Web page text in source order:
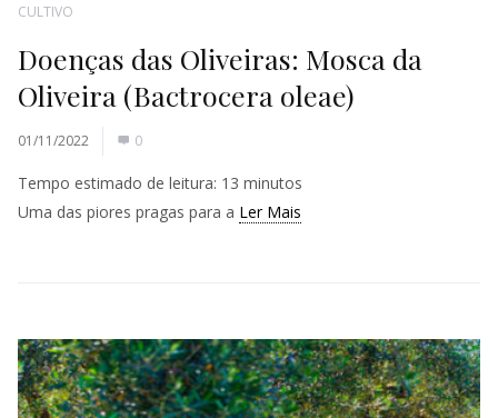
CULTIVO
Doenças das Oliveiras: Mosca da
Oliveira (Bactrocera oleae)
01/11/2022 0
Tempo estimado de leitura: 13 minutos
Uma das piores pragas para a Ler Mais